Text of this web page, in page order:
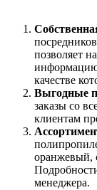
позволяет
информацию
качестве
Выгодные
заказы со
клиентам
оранжевый,
менеджера.